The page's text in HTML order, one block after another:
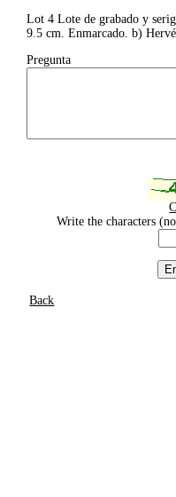
Lot 4 Lote de grabado y
9.5 cm. Enmarcado. b)
Pregunta
Write the characters
Back